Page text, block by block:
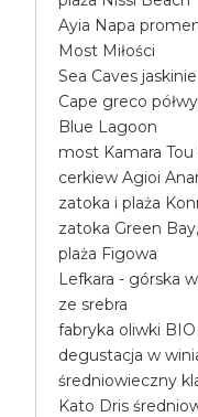
Ayia Napa
Most Miłości
Sea Caves jaskinie
Cape greco
Blue Lagoon
most Kamara Tou
cerkiew Agioi
zatoka i plaża
zatoka Green
plaża Figowa
Lefkara - górska
ze srebra
fabryka oliwki
degustacja w
średniowieczny
Kato Dris